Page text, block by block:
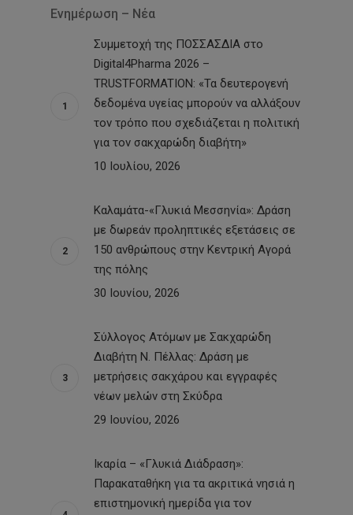
Ενημέρωση – Νέα
Συμμετοχή της ΠΟΣΣΑΣΔΙΑ στο
Digital4Pharma 2026 –
TRUSTFORMATION: «Τα δευτερογενή
δεδομένα υγείας μπορούν να αλλάξουν
τον τρόπο που σχεδιάζεται η πολιτική
για τον σακχαρώδη διαβήτη»
10 Ιουλίου, 2026
Καλαμάτα-«Γλυκιά Μεσσηνία»: Δράση
με δωρεάν προληπτικές εξετάσεις σε
150 ανθρώπους στην Κεντρική Αγορά
της πόλης
30 Ιουνίου, 2026
Σύλλογος Ατόμων με Σακχαρώδη
Διαβήτη Ν. Πέλλας: Δράση με
μετρήσεις σακχάρου και εγγραφές
νέων μελών στη Σκύδρα
29 Ιουνίου, 2026
Ικαρία – «Γλυκιά Διάδραση»:
Παρακαταθήκη για τα ακριτικά νησιά η
επιστημονική ημερίδα για τον